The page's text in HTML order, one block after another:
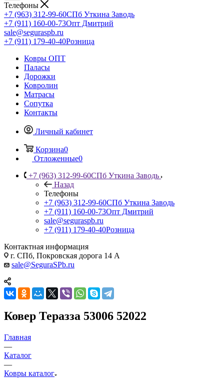
Телефоны
+7 (963) 312-99-60СПб Уткина Заводь
+7 (911) 160-00-73Опт Дмитрий
sale@seguraspb.ru
+7 (911) 179-40-40Розница
Ковры ОПТ
Паласы
Дорожки
Ковролин
Матрасы
Сопутка
Контакты
Личный кабинет
Корзина0
Отложенные0
+7 (963) 312-99-60СПб Уткина Заводь
Назад
Телефоны
+7 (963) 312-99-60СПб Уткина Заводь
+7 (911) 160-00-73Опт Дмитрий
sale@seguraspb.ru
+7 (911) 179-40-40Розница
Контактная информация
г. СПб, Покровская дорога 14 А
sale@SeguraSPb.ru
Ковер Теразза 53006 52022
Главная
—
Каталог
—
Ковры каталог